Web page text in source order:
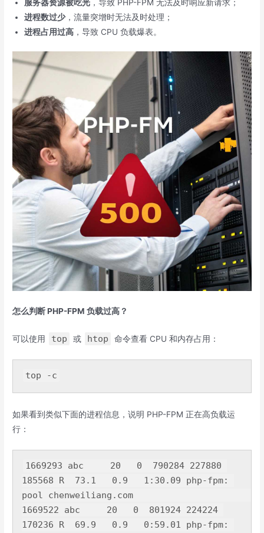
服务器资源被吃光 ，导致 PHP-FPM 无法及时响应新请求；
进程数过少，流量突增时无法及时处理；
进程占用过高 ，导致 CPU 负载爆表。
怎么判断 PHP-FPM 负载过高？
可以使用 top 或 htop 命令查看 CPU 和内存占用：
top
如果看到类似下面的进程信息，说明 PHP-FPM 正在高负载运
行：
1669293 abc 20 0 790284 227880
185568 R 73.1 0.9 1 : 30.09 php-fpm:
pool chenweiliang. com
1669522 abc 20 0 801924 224224
170236 R 69.9 0.9 0 : 59.01
php-fpm: